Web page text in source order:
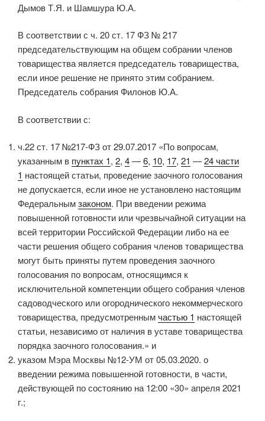
Дымов Т.Я. и Шамшура Ю.А.
В соответствии с ч. 20 ст. 17 ФЗ № 217
председательствующим на общем собрании членов
товарищества является председатель товарищества,
если иное решение не принято этим собранием.
Председатель собрания Филонов Ю.А.
В соответствии с:
ч.22 ст. 17 №217-ФЗ от 29.07.2017 «По вопросам,
указанным в пунктах 1, 2, 4—6, 10, 17, 21 —24 части
1 настоящей статьи, проведение заочного голосования
не допускается, если иное не установлено настоящим
Федеральнымзаконом. При введении режима
повышенной готовности или чрезвычайной ситуации на
всей территории Российской Федерации либо на ее
части решения общего собрания членов товарищества
могут быть приняты путем проведения заочного
голосования по вопросам, относящимся к
исключительной компетенции общего собрания членов
садоводческого или огороднического некоммерческого
товарищества, предусмотреннымчастью 1 настоящей
статьи, независимо от наличия в уставе товарищества
порядка заочного голосования.» и
указом Мэра Москвы №12-УМ от 05.03.2020. о
введении режима повышенной готовности, в части,
действующей по состоянию на 12:00 «30» апреля 2021
г.;